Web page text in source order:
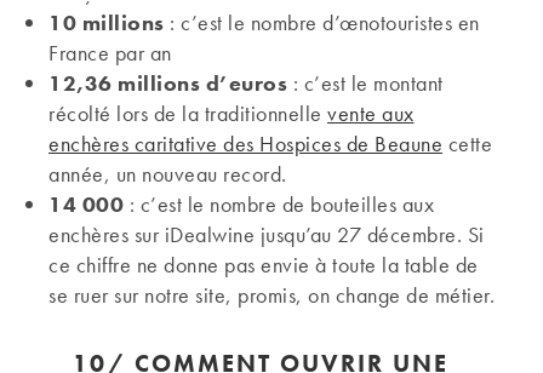
10 millions : c’est le nombre d’œnotouristes en
France par an
12,36 millions d’euros : c’est le montant
récolté lors de la traditionnelle vente aux
enchères caritative des Hospices de Beaune cette
année, un nouveau record.
14 000 : c’est le nombre de bouteilles aux
enchères sur iDealwine jusqu’au 27 décembre. Si
ce chiffre ne donne pas envie à toute la table de
se ruer sur notre site, promis, on change de métier.
10/ COMMENT OUVRIR UNE